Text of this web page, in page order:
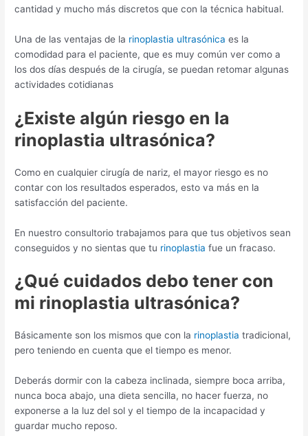
cantidad y mucho más discretos que con la técnica habitual.
Una de las ventajas de la rinoplastia ultrasónica es la
comodidad para el paciente, que es muy común ver como a
los dos días después de la cirugía, se puedan retomar algunas
actividades cotidianas
¿Existe algún riesgo en la
rinoplastia ultrasónica?
Como en cualquier cirugía de nariz, el mayor riesgo es no
contar con los resultados esperados, esto va más en la
satisfacción del paciente.
En nuestro consultorio trabajamos para que tus objetivos sean
conseguidos y no sientas que tu rinoplastiafue un fracaso.
¿Qué cuidados debo tener con
mi rinoplastia ultrasónica?
Básicamente son los mismos que con la rinoplastiatradicional,
pero teniendo en cuenta que el tiempo es menor.
Deberás dormir con la cabeza inclinada, siempre boca arriba,
nunca boca abajo, una dieta sencilla, no hacer fuerza, no
exponerse a la luz del sol y el tiempo de la incapacidad y
guardar mucho reposo.